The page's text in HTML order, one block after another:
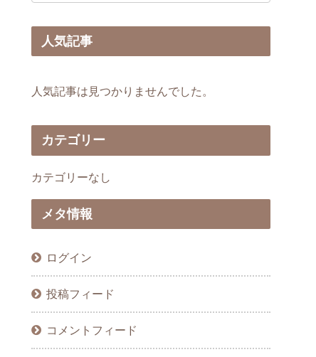
人気記事
人気記事は見つかりませんでした。
カテゴリー
カテゴリーなし
メタ情報
ログイン
投稿フィード
コメントフィード